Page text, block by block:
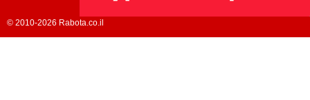
© 2010-2026 Rabota.co.il